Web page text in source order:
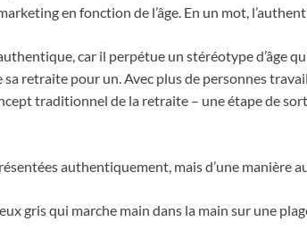
en fonction de l’âge. En un mot,
car il perpétue un stéréotype d’âge
retraite pour un. Avec plus de personnes
traditionnel de la retraite – une étape de
authentiquement, mais d’une manière
gris qui marche main dans la main sur une